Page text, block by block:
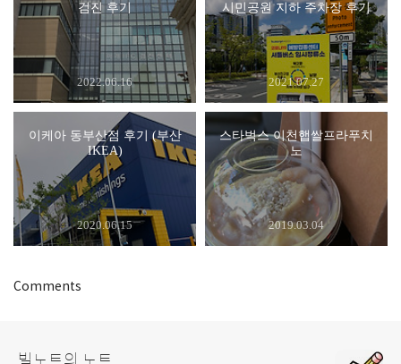
검진 후기
2022.06.16
시민공원 지하 주차장 후기
2021.07.27
이케아 동부산점 후기 (부산
IKEA)
2020.06.15
스타벅스 이천햅쌀프라푸치
노
2019.03.04
Comments